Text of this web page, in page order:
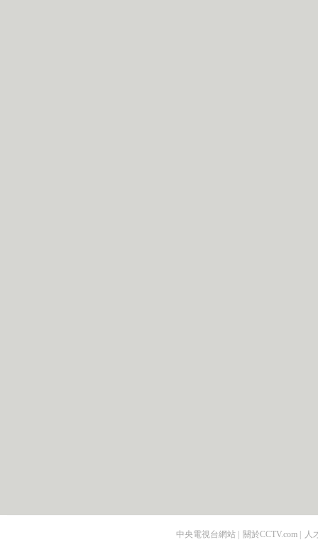
中央電視台網站 | 關於CCTV.com | 人